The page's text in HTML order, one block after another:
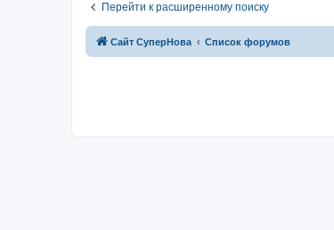
Перейти к расширенному поиску
Сайт СуперНова Список форумов